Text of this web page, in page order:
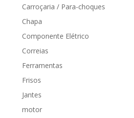
Carroçaria / Para-choques
Chapa
Componente Elétrico
Correias
Ferramentas
Frisos
Jantes
motor